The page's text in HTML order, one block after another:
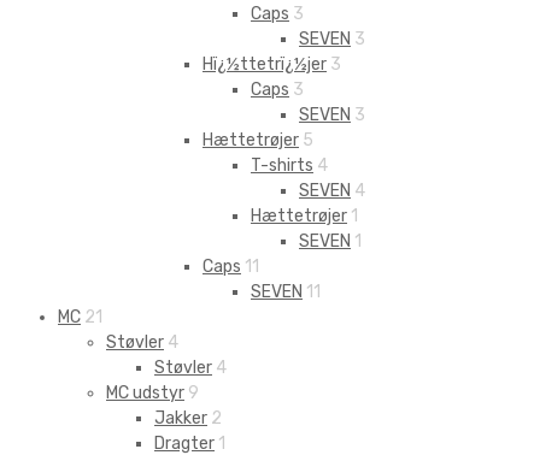
Caps 3
SEVEN 3
Hï¿½ttetrï¿½jer 3
Caps 3
SEVEN 3
Hættetrøjer 5
T-shirts 4
SEVEN 4
Hættetrøjer 1
SEVEN 1
Caps 11
SEVEN 11
MC 21
Støvler 4
Støvler 4
MC udstyr 9
Jakker 2
Dragter 1